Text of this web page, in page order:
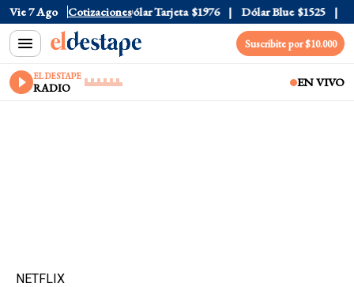
Vie 7 Ago Cotizaciones
Oficial $1520 Dólar Tarjeta $1976 Dólar Blue $1525 Dólar
Suscribite por $10.000
EL DESTAPE
RADIO EN VIVO
NETFLIX